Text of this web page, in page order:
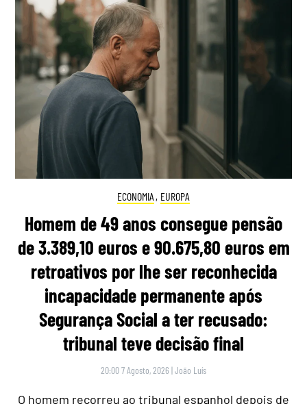
ECONOMIA , EUROPA
Homem de 49 anos consegue pensão
de 3.389,10 euros e 90.675,80 euros em
retroativos por lhe ser reconhecida
incapacidade permanente após
Segurança Social a ter recusado:
tribunal teve decisão final
20:00 7 Agosto, 2026 |João Luís
O homem recorreu ao tribunal espanhol depois de